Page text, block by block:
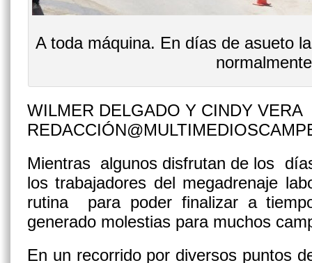
A toda máquina. En días de asueto
WILMER DELGADO Y CINDY VERA
Mientras algunos disfrutan de los
los trabajadores del megadrenaje
rutina para poder finalizar a
generado molestias para muchos
En un recorrido por diversos puntos